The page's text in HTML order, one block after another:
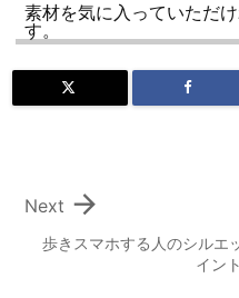
素材を気に入っていただ
す。
歩きスマホする人のシルエ
イン

Next